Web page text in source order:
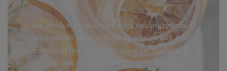
Les produits cidricoles sont des ingrédients
incroyables pour réaliser des cocktails. Leur
finesse et leurs arômes vous permettent de
réaliser des cocktails élégants et fruités.